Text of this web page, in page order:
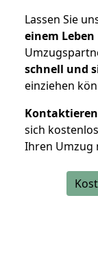
Lassen Sie
einem
schnell und
einziehen
sich
Ihren Umzug